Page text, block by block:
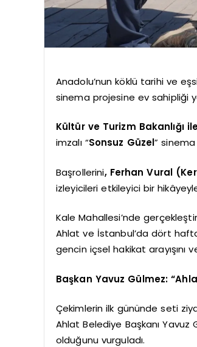
Anadolu’nun köklü tarihi ve
sinema projesine ev sahipliği
Kültür ve Turizm Bakanlığı
imzalı “Sonsuz Güzel”
Başrollerini, Ferhan Vural
izleyicileri etkileyici bir
Kale Mahallesi’nde
Ahlat ve İstanbul’da dört
gencin içsel hakikat
Başkan Yavuz Gülmez:
Çekimlerin ilk gününde seti
Ahlat Belediye Başkanı Yavuz
olduğunu vurguladı.